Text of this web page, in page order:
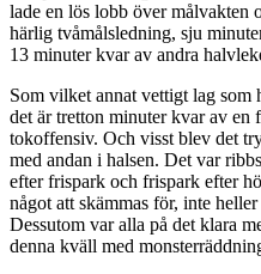
lade en lös lobb över målvakten
härlig tvåmålsledning, sju
13 minuter kvar av andra
Som vilket annat vettigt lag som
det är tretton minuter kvar av en
tokoffensiv. Och visst blev det
med andan i halsen. Det var
efter frispark och frispark efter
något att skämmas för, inte
Dessutom var alla på det klara
denna kväll med